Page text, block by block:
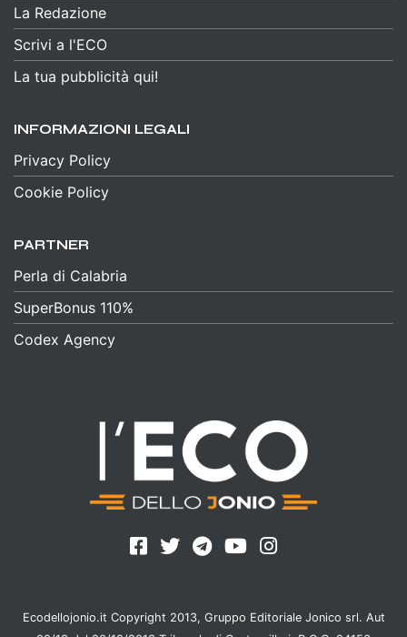
La Redazione
Scrivi a l'ECO
La tua pubblicità qui!
INFORMAZIONI LEGALI
Privacy Policy
Cookie Policy
PARTNER
Perla di Calabria
SuperBonus 110%
Codex Agency
Ecodellojonio.it Copyright 2013, Gruppo Editoriale Jonico srl. Aut